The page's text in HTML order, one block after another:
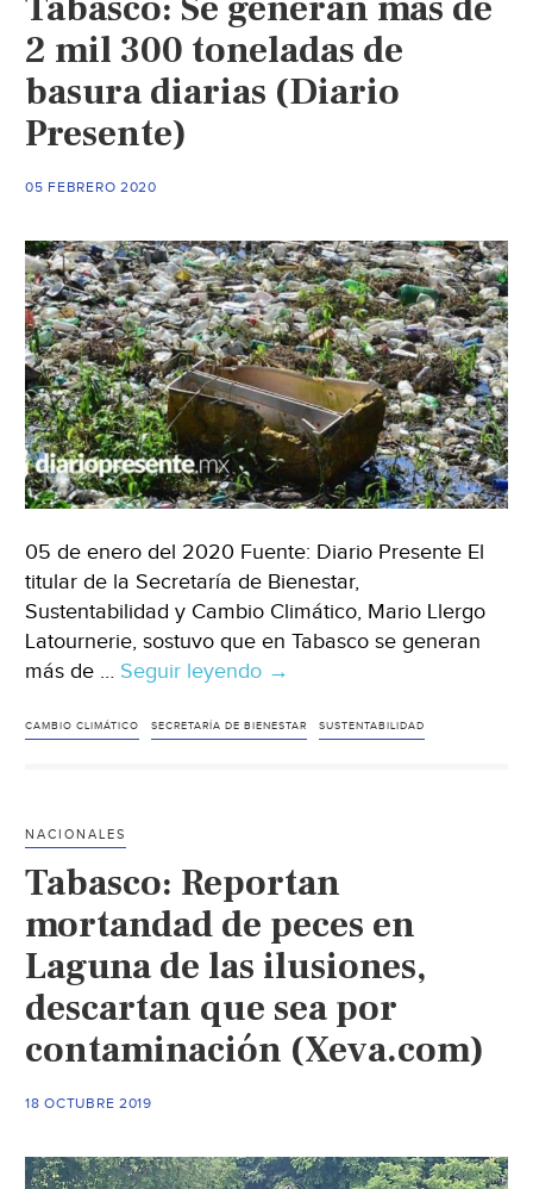
Atoyac
(Linea
de
2 mil 300 toneladas de
basura diarias (Diario
Presente)
05 FEBRERO 2020
05 de enero del 2020 Fuente: Diario Presente El
titular de la Secretaría de Bienestar,
Sustentabilidad y Cambio Climático, Mario Llergo
Latournerie, sostuvo que en Tabasco se generan
más de … Seguir leyendo Tabasco:
generan
300
de
basura
diarias
(Diario
Presente)
→
CAMBIO CLIMÁTICO SECRETARÍA DE BIENESTAR SUSTENTABILIDAD
NACIONALES
Tabasco: Reportan
mortandad de peces en
Laguna de las ilusiones,
descartan que sea por
contaminación (Xeva.com)
18 OCTUBRE 2019